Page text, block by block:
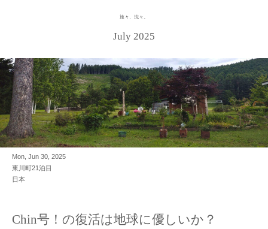
旅々、沈々。
July 2025
Mon, Jun 30, 2025
東川町21泊目
日本
Chin号！の復活は地球に優しいか？